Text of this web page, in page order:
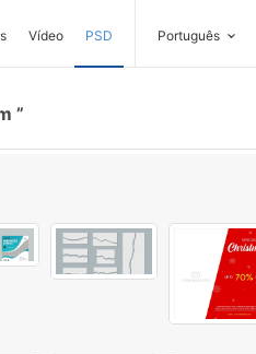
Vídeo PSD Português